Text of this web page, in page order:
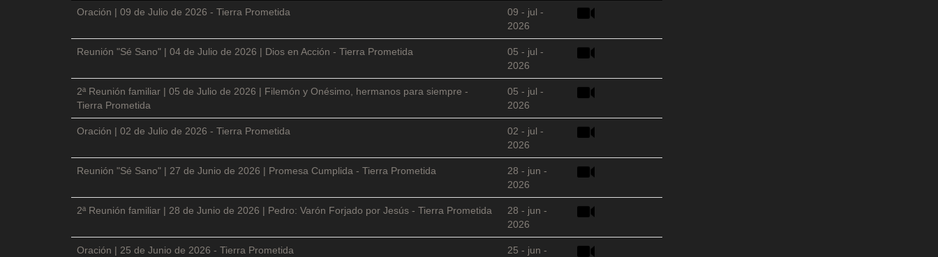
Oración | 09 de Julio de 2026 - Tierra Prometida
09 - jul -
2026
Reunión "Sé Sano" | 04 de Julio de 2026 | Dios en Acción - Tierra Prometida
05 - jul -
2026
2ª Reunión familiar | 05 de Julio de 2026 | Filemón y Onésimo, hermanos para siempre -
Tierra Prometida
05 - jul -
2026
Oración | 02 de Julio de 2026 - Tierra Prometida
02 - jul -
2026
Reunión "Sé Sano" | 27 de Junio de 2026 | Promesa Cumplida - Tierra Prometida
28 - jun -
2026
2ª Reunión familiar | 28 de Junio de 2026 | Pedro: Varón Forjado por Jesús - Tierra Prometida
28 - jun -
2026
Oración | 25 de Junio de 2026 - Tierra Prometida
25 - jun -